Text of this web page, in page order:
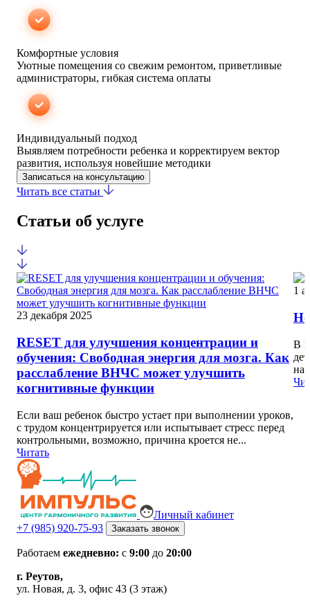
Комфортные условия
Уютные помещения со свежим ремонтом, приветливые
администраторы, гибкая система оплаты
Индивидуальный подход
Выявляем потребности ребенка и корректируем вектор
развития, используя новейшие методики
Записаться на консультацию
Читать все статьи
Статьи об услуге
23 декабря 2025
RESET для улучшения концентрации и
обучения: Свободная энергия для мозга. Как
расслабление ВНЧС может улучшить
когнитивные функции
Если ваш ребенок быстро устает при выполнении уроков,
с трудом концентрируется или испытывает стресс перед
контрольными, возможно, причина кроется не...
Читать
1
В
Личный кабинет
+7 (985) 920-75-93
Заказать звонок
Работаем ежедневно: с 9:00 до 20:00
г. Реутов,
ул. Новая, д. 3, офис 43 (3 этаж)